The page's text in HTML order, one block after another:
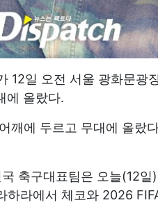
12일 오전 서울 광화문광
에 올랐다.
깨에 두르고 무대에 올랐
축구대표팀은 오늘(12일
하라에서 체코와 2026